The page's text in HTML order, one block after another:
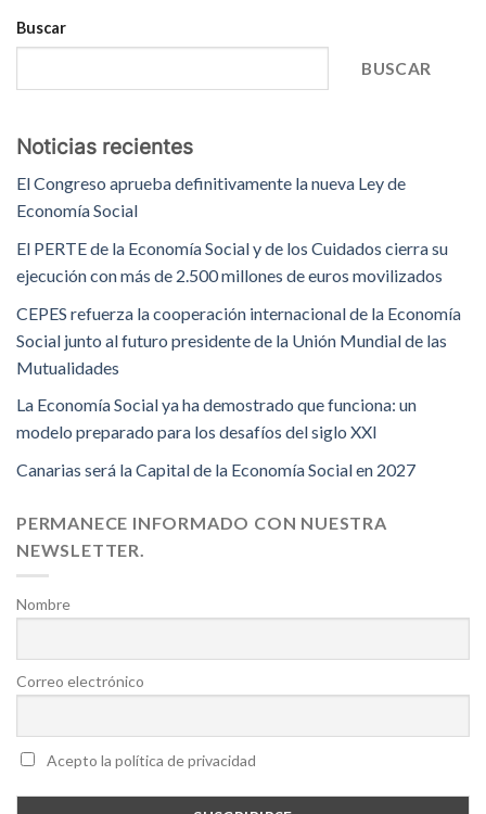
Buscar
BUSCAR
Noticias recientes
El Congreso aprueba definitivamente la nueva Ley de
Economía Social
El PERTE de la Economía Social y de los Cuidados cierra su
ejecución con más de 2.500 millones de euros movilizados
CEPES refuerza la cooperación internacional de la Economía
Social junto al futuro presidente de la Unión Mundial de las
Mutualidades
La Economía Social ya ha demostrado que funciona: un
modelo preparado para los desafíos del siglo XXI
Canarias será la Capital de la Economía Social en 2027
PERMANECE INFORMADO CON NUESTRA
NEWSLETTER.
Nombre
Correo electrónico
Acepto la política de privacidad